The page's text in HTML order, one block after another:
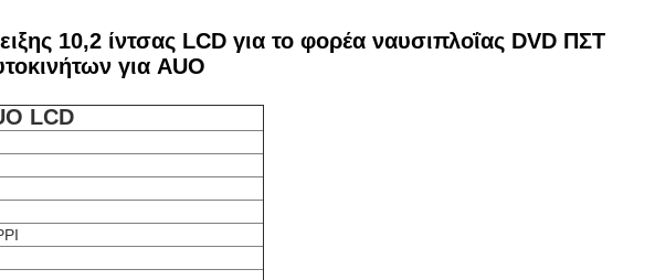
10,2 ίντσας LCD για το φορέα ναυσιπλοΐας DVD ΠΣΤ
για AUO
LCD